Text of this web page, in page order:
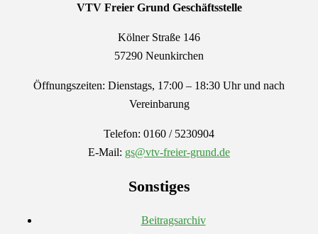
VTV Freier Grund Geschäftsstelle
Kölner Straße 146
57290 Neunkirchen
Öffnungszeiten: Dienstags, 17:00 – 18:30 Uhr und nach
Vereinbarung
Telefon: 0160 / 5230904
E-Mail: gs@vtv-freier-grund.de
Sonstiges
Beitragsarchiv